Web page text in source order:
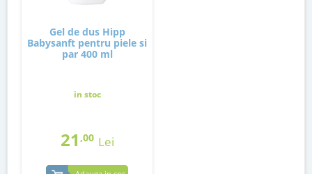
Gel de dus Hipp
Babysanft pentru piele si
par 400 ml
in stoc
21 ,00 Lei